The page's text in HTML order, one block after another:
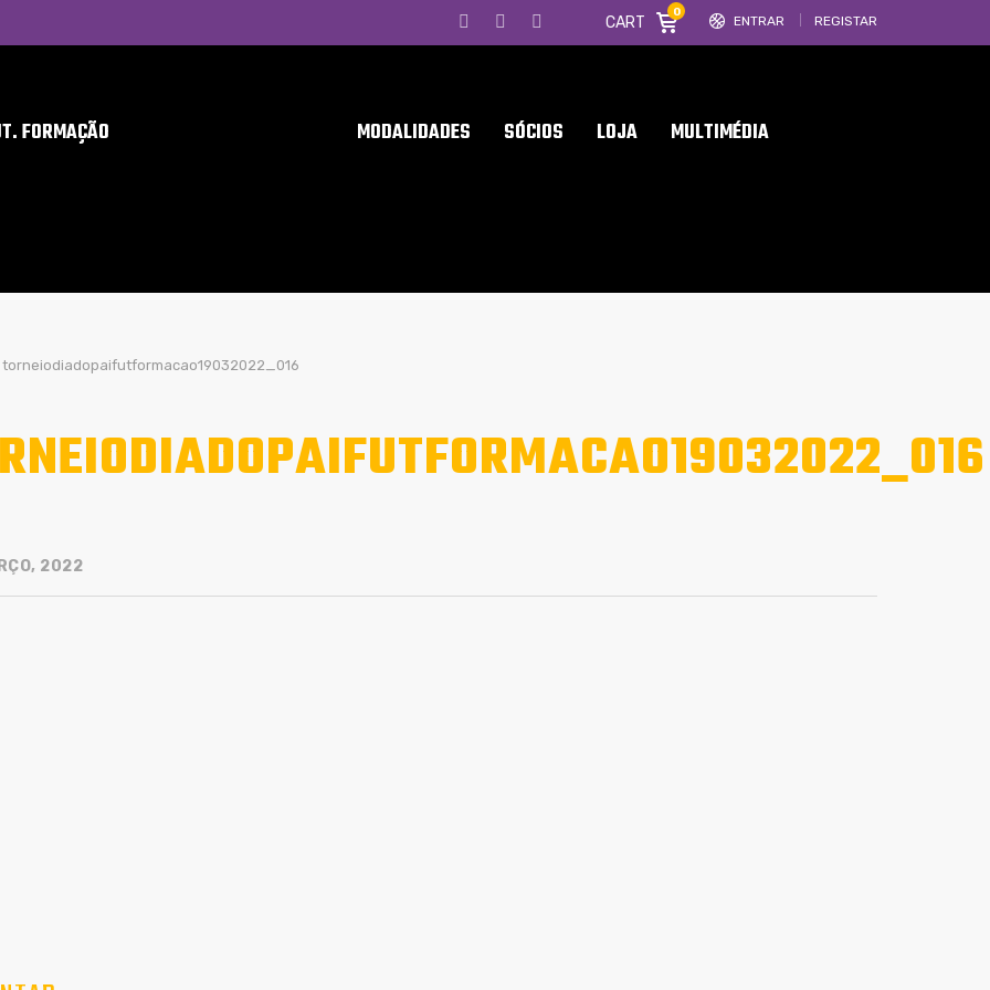
ENTRAR REGISTAR
CART
0
FORMAÇÃO MODALIDADES SÓCIOS LOJA MULTIMÉDIA
torneiodiadopaifutformacao19032022_016
2022